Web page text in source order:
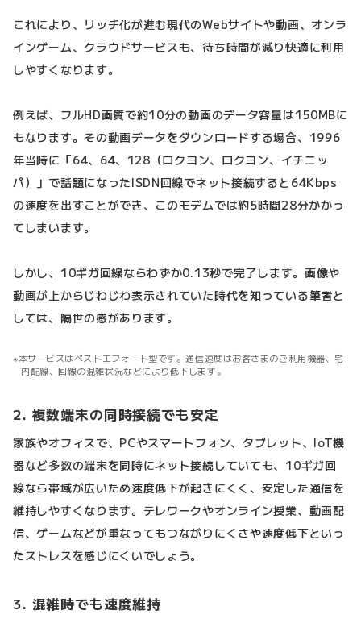
これにより、リッチ化が進む現代のWebサイトや動画、オンラ
インゲーム、クラウドサービスも、待ち時間が減り快適に利用
しやすくなります。
例えば、フルHD画質で約10分の動画のデータ容量は150MBに
もなります。その動画データをダウンロードする場合、1996
年当時に「64、64、128（ロクヨン、ロクヨン、イチニッ
パ）」で話題になったISDN回線でネット接続すると64Kbps
の速度を出すことができ、このモデムでは約5時間28分かかっ
てしまいます。
しかし、10ギガ回線ならわずか0.13秒で完了します。画像や
動画が上からじわじわ表示されていた時代を知っている筆者と
しては、隔世の感があります。
本サービスはベストエフォート型です。通信速度はお客さまのご利用機器、宅
内配線、回線の混雑状況などにより低下します。
2. 複数端末の同時接続でも安定
家族やオフィスで、PCやスマートフォン、タブレット、IoT機
器など多数の端末を同時にネット接続していても、10ギガ回
線なら帯域が広いため速度低下が起きにくく、安定した通信を
維持しやすくなります。テレワークやオンライン授業、動画配
信、ゲームなどが重なってもつながりにくさや速度低下といっ
たストレスを感じにくいでしょう。
3. 混雑時でも速度維持